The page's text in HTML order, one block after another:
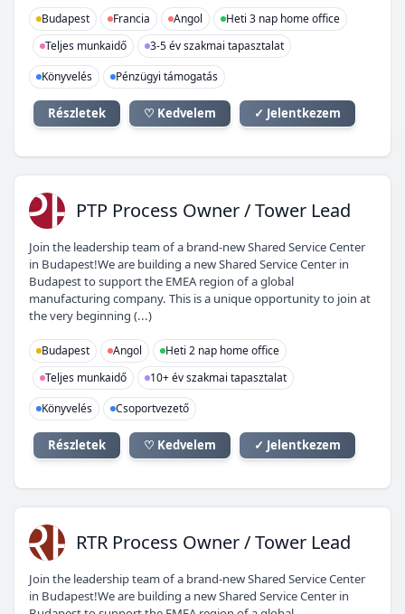
Budapest Francia Angol
Heti 3 nap home office
Teljes munkaidő
3-5 év szakmai tapasztalat
Könyvelés
Pénzügyi támogatás
Részletek ♡ Kedvelem ✓ Jelentkezem
PP PTP Process Owner / Tower Lead
Join the leadership team of a brand-new Shared Service Center
in Budapest!We are building a new Shared Service Center in
Budapest to support the EMEA region of a global
manufacturing company. This is a unique opportunity to join at
the very beginning (...)
Budapest Angol
Heti 2 nap home office
Teljes munkaidő
10+ év szakmai tapasztalat
Könyvelés
Csoportvezető
Részletek ♡ Kedvelem ✓ Jelentkezem
RP RTR Process Owner / Tower Lead
Join the leadership team of a brand-new Shared Service Center
in Budapest!We are building a new Shared Service Center in